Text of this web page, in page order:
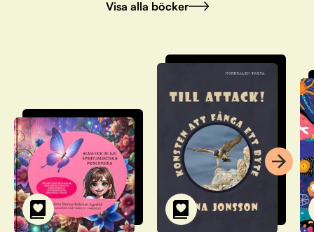
Visa alla böcker